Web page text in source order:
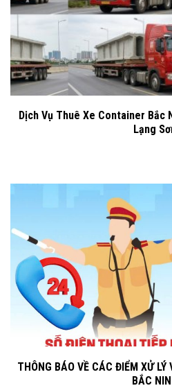
Dịch Vụ Thuê Xe Container Bắc
Lạng
THÔNG BÁO VỀ CÁC ĐIỂM XỬ
BẮC